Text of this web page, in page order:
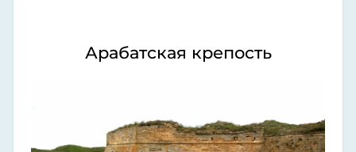
Арабатская крепость